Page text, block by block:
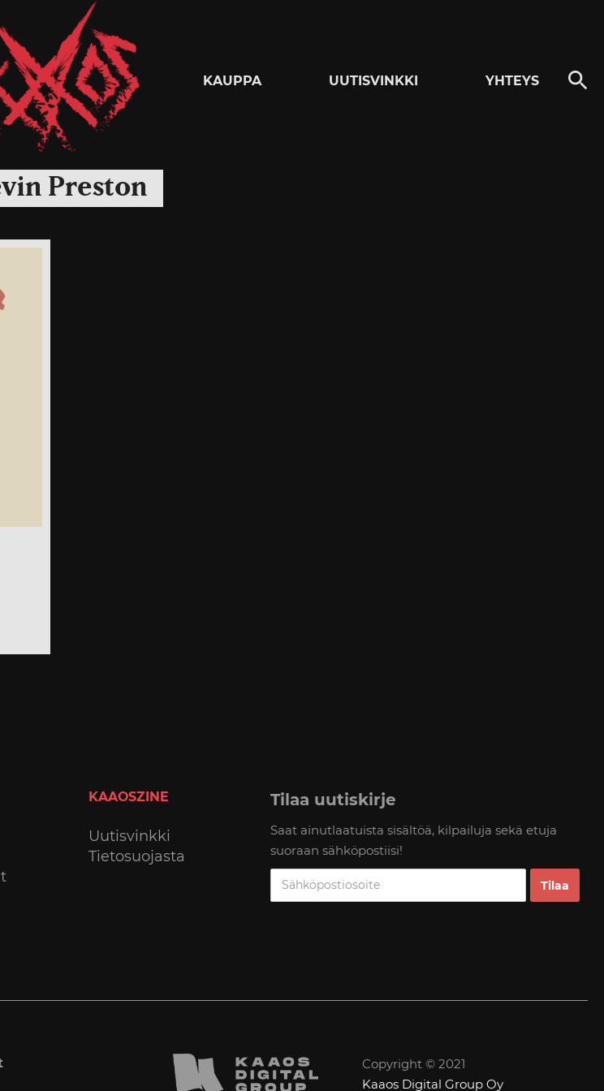
KAUPPA UUTISVINKKI YHTEYS
Preston
KAAOSZINE
Uutisvinkki
Tietosuojasta
Tilaa uutiskirje
Saat ainutlaatuista sisältöä, kilpailuja sekä etuja
suoraan sähköpostiisi!
Copyright © 2021
Kaaos Digital Group Oy